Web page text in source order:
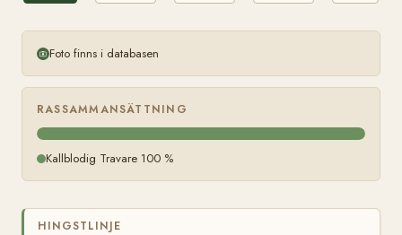
Foto finns i databasen
RASSAMMANSÄTTNING
Kallblodig Travare 100 %
HINGSTLINJE